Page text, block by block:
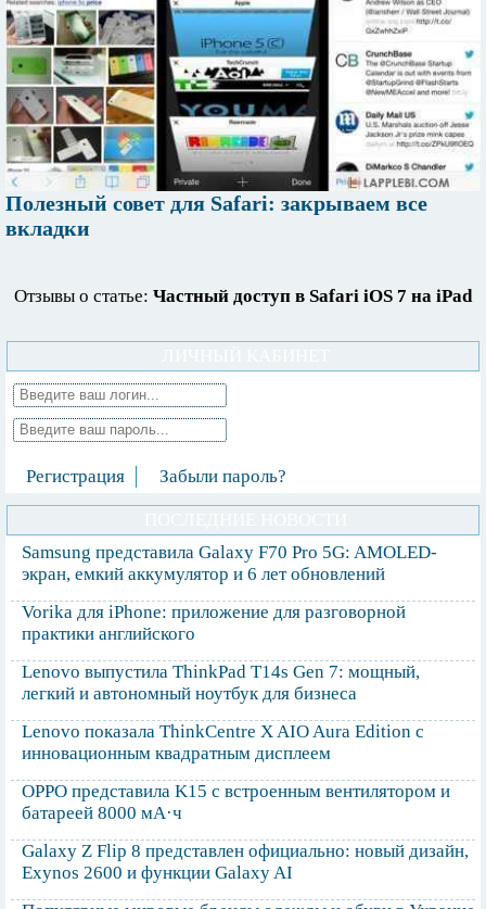
Полезный совет для Safari: закрываем все
вкладки
Отзывы о статье: Частный доступ в Safari iOS 7 на iPad
Регистрация Забыли пароль?
Samsung представила Galaxy F70 Pro 5G: AMOLED-
экран, емкий аккумулятор и 6 лет обновлений
Vorika для iPhone: приложение для разговорной
практики английского
Lenovo выпустила ThinkPad T14s Gen 7: мощный,
легкий и автономный ноутбук для бизнеса
Lenovo показала ThinkCentre X AIO Aura Edition с
инновационным квадратным дисплеем
OPPO представила K15 с встроенным вентилятором и
батареей 8000 мА·ч
Galaxy Z Flip 8 представлен официально: новый дизайн,
Exynos 2600 и функции Galaxy AI